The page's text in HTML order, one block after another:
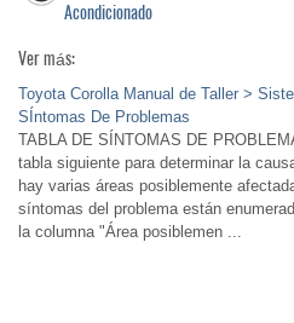
Acondicionado
Ver más:
Toyota Corolla Manual de Taller >
SÍntomas De Problemas
TABLA DE SÍNTOMAS DE
tabla siguiente para determinar la
hay varias áreas posiblemente
síntomas del problema están
la columna "Área posiblemen ...